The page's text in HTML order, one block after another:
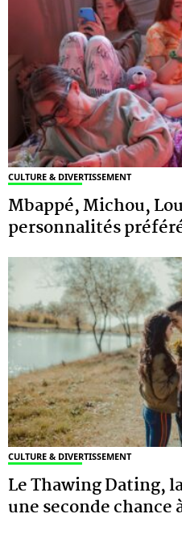
CULTURE & DIVERTISSEMENT
Mbappé, Michou,
personnalités
CULTURE & DIVERTISSEMENT
Le Thawing Dating,
une seconde chance